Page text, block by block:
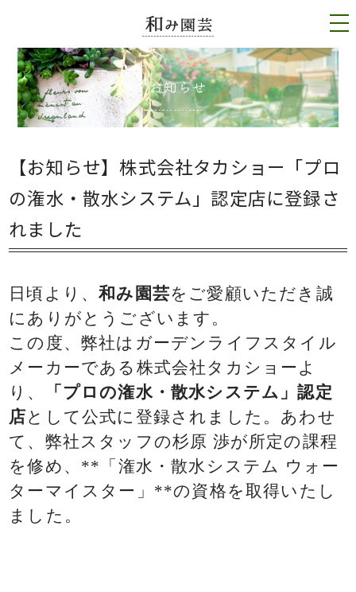
【お知らせ】株式会社タカショー「プロ
の潅水・散水システム」認定店に登録さ
れました
日頃より、和み園芸をご愛顧いただき誠
にありがとうございます。
この度、弊社はガーデンライフスタイル
メーカーである株式会社タカショーよ
り、
「プロの潅水・散水システム」認定
店として公式に登録されました。あわせ
て、弊社スタッフの杉原 渉が所定の課程
を修め、**「潅水・散水システム ウォー
ターマイスター」**の資格を取得いたし
ました。